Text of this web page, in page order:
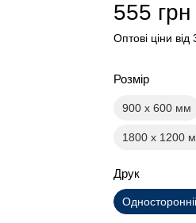
555 грн
Оптові ціни
Розмір
900 х 600 мм
1800 х 1200
Друк